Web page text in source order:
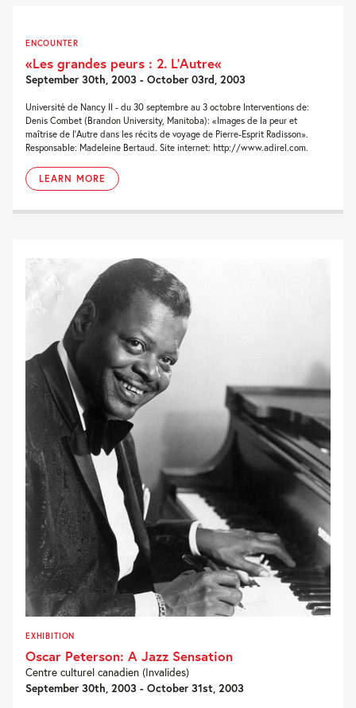
ENCOUNTER
«Les grandes peurs : 2. L’Autre«
September 30th, 2003 - October 03rd, 2003
Université de Nancy II - du 30 septembre au 3 octobre Interventions de:
Denis Combet (Brandon University, Manitoba): «Images de la peur et
maîtrise de l'Autre dans les récits de voyage de Pierre-Esprit Radisson».
Responsable: Madeleine Bertaud. Site internet: http://www.adirel.com.
LEARN MORE
EXHIBITION
Oscar Peterson: A Jazz Sensation
Centre culturel canadien (Invalides)
September 30th, 2003 - October 31st, 2003